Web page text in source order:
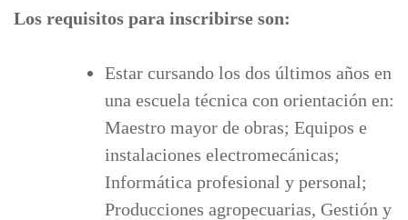
Los requisitos para inscribirse son:
Estar cursando los dos últimos años en
una escuela técnica con orientación en:
Maestro mayor de obras; Equipos e
instalaciones electromecánicas;
Informática profesional y personal;
Producciones agropecuarias, Gestión y